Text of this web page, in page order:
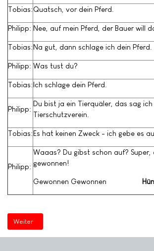
Tobias:Quatsch, vor dein Pferd.
Philipp: Nee, auf mein Pferd, der Bauer will
Tobias:Na gut, dann schlage ich dein Pferd.
Philipp: Was tust du?
Tobias:Ich schlage dein Pferd.
Philipp:
Du bist ja ein Tierquäler, das sag
Tierschutzverein.
Tobias:Es hat keinen Zweck - ich gebe es
Philipp:
Waaas? Du gibst schon auf? Super,
gewonnen!
Gewonnen Gewonnen
Nächster Beitrag: Im Restaurant
Weiter